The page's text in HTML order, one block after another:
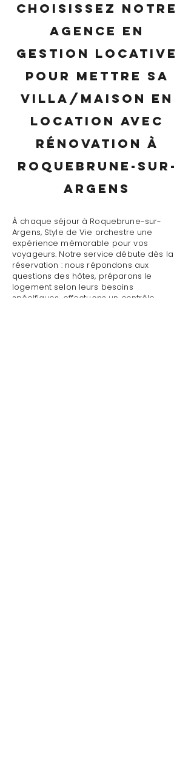
Choisissez notre
agence en
gestion locative
pour mettre sa
villa/maison en
location avec
rénovation à
Roquebrune-sur-
Argens
À chaque séjour à Roquebrune-sur-
Argens, Style de Vie orchestre une
expérience mémorable pour vos
voyageurs. Notre service débute dès la
réservation : nous répondons aux
questions des hôtes, préparons le
logement selon leurs besoins
spécifiques, effectuons un contrôle